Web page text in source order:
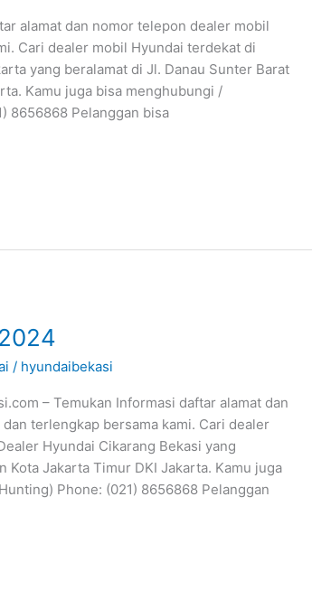
alamat dan nomor telepon dealer mobil
Cari dealer mobil Hyundai terdekat di
yang beralamat di Jl. Danau Sunter Barat
Kamu juga bisa menghubungi /
8656868 Pelanggan bisa
/ hyundaibekasi
– Temukan Informasi daftar alamat dan
terlengkap bersama kami. Cari dealer
Hyundai Cikarang Bekasi yang
Kota Jakarta Timur DKI Jakarta. Kamu juga
Phone: (021) 8656868 Pelanggan